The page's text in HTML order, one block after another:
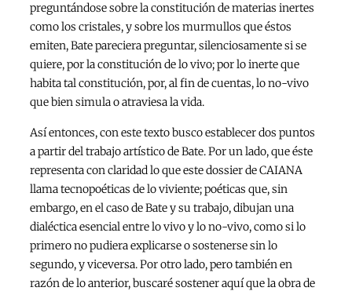
preguntándose sobre la constitución de materias inertes
como los cristales, y sobre los murmullos que éstos
emiten, Bate pareciera preguntar, silenciosamente si se
quiere, por la constitución de lo vivo; por lo inerte que
habita tal constitución, por, al fin de cuentas, lo no-vivo
que bien simula o atraviesa la vida.
Así entonces, con este texto busco establecer dos puntos
a partir del trabajo artístico de Bate. Por un lado, que éste
representa con claridad lo que este dossier de CAIANA
llama tecnopoéticas de lo viviente; poéticas que, sin
embargo, en el caso de Bate y su trabajo, dibujan una
dialéctica esencial entre lo vivo y lo no-vivo, como si lo
primero no pudiera explicarse o sostenerse sin lo
segundo, y viceversa. Por otro lado, pero también en
razón de lo anterior, buscaré sostener aquí que la obra de